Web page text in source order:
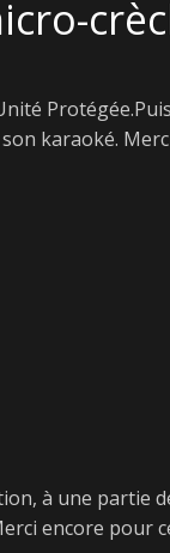
karaoké.
à une partie
encore pour